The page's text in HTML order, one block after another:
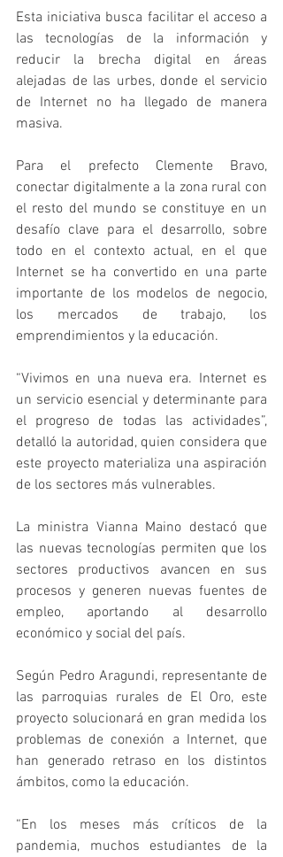
Esta iniciativa busca facilitar el acceso a
las tecnologías de la información y
reducir la brecha digital en áreas
alejadas de las urbes, donde el servicio
de Internet no ha llegado de manera
masiva.
Para el prefecto Clemente Bravo,
conectar digitalmente a la zona rural con
el resto del mundo se constituye en un
desafío clave para el desarrollo, sobre
todo en el contexto actual, en el que
Internet se ha convertido en una parte
importante de los modelos de negocio,
los mercados de trabajo, los
emprendimientos y la educación.
“Vivimos en una nueva era. Internet es
un servicio esencial y determinante para
el progreso de todas las actividades”,
detalló la autoridad, quien considera que
este proyecto materializa una aspiración
de los sectores más vulnerables.
La ministra Vianna Maino destacó que
las nuevas tecnologías permiten que los
sectores productivos avancen en sus
procesos y generen nuevas fuentes de
empleo, aportando al desarrollo
económico y social del país.
Según Pedro Aragundi, representante de
las parroquias rurales de El Oro, este
proyecto solucionará en gran medida los
problemas de conexión a Internet, que
han generado retraso en los distintos
ámbitos, como la educación.
“En los meses más críticos de la
pandemia, muchos estudiantes de la